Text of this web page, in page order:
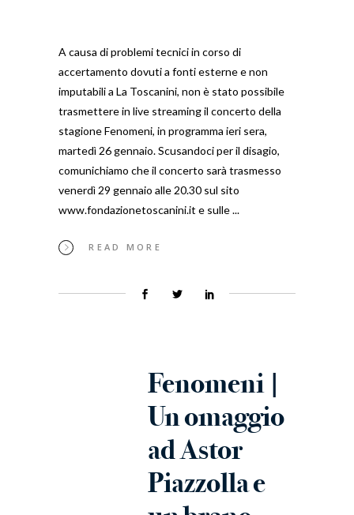
A causa di problemi tecnici in corso di
accertamento dovuti a fonti esterne e non
imputabili a La Toscanini, non è stato possibile
trasmettere in live streaming il concerto della
stagione Fenomeni, in programma ieri sera,
martedì 26 gennaio. Scusandoci per il disagio,
comunichiamo che il concerto sarà trasmesso
venerdì 29 gennaio alle 20.30 sul sito
www.fondazionetoscanini.it e sulle
READ MORE
Fenomeni |
Un omaggio
ad Astor
Piazzolla e